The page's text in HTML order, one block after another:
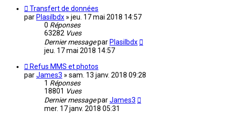
Transfert de données
par Plasilbdx » jeu. 17 mai 2018 14:57
0 Réponses
63282 Vues
Dernier messagepar Plasilbdx
jeu. 17 mai 2018 14:57
Refus MMS et photos
parJames3 » sam. 13 janv. 2018 09:28
1 Réponses
18801 Vues
Dernier messageparJames3
mer. 17 janv. 2018 05:31